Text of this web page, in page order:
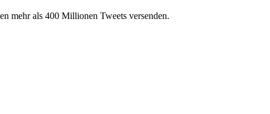
mehr als 400 Millionen Tweets versenden.